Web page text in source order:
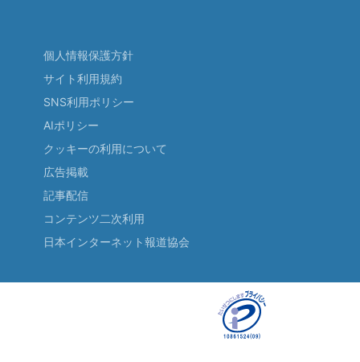
個人情報保護方針
サイト利用規約
SNS利用ポリシー
AIポリシー
クッキーの利用について
広告掲載
記事配信
コンテンツ二次利用
日本インターネット報道協会